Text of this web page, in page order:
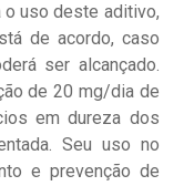
o uso deste aditivo,
de acordo, caso
ser alcançado.
de 20 mg/dia de
em dureza dos
Seu uso no
e prevenção de